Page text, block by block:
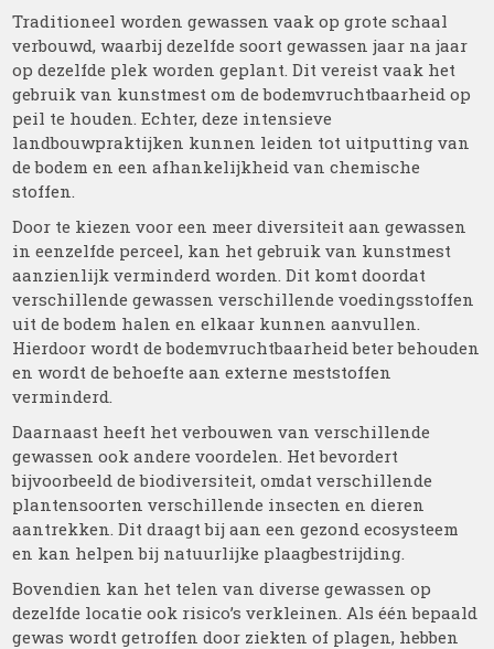
Traditioneel worden gewassen vaak op grote schaal
verbouwd, waarbij dezelfde soort gewassen jaar na jaar
op dezelfde plek worden geplant. Dit vereist vaak het
gebruik van kunstmest om de bodemvruchtbaarheid op
peil te houden. Echter, deze intensieve
landbouwpraktijken kunnen leiden tot uitputting van
de bodem en een afhankelijkheid van chemische
stoffen.
Door te kiezen voor een meer diversiteit aan gewassen
in eenzelfde perceel, kan het gebruik van kunstmest
aanzienlijk verminderd worden. Dit komt doordat
verschillende gewassen verschillende voedingsstoffen
uit de bodem halen en elkaar kunnen aanvullen.
Hierdoor wordt de bodemvruchtbaarheid beter behouden
en wordt de behoefte aan externe meststoffen
verminderd.
Daarnaast heeft het verbouwen van verschillende
gewassen ook andere voordelen. Het bevordert
bijvoorbeeld de biodiversiteit, omdat verschillende
plantensoorten verschillende insecten en dieren
aantrekken. Dit draagt bij aan een gezond ecosysteem
en kan helpen bij natuurlijke plaagbestrijding.
Bovendien kan het telen van diverse gewassen op
dezelfde locatie ook risico’s verkleinen. Als één bepaald
gewas wordt getroffen door ziekten of plagen, hebben